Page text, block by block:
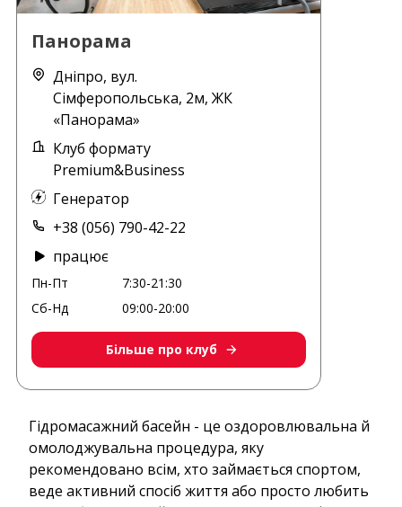
Панорама
Дніпро, вул.
Сімферопольська, 2м, ЖК
«Панорама»
Клуб формату
Premium&Business
Генератор
+38 (056) 790-42-22
працює
Пн-Пт
7:30-21:30
Сб-Нд
09:00-20:00
Більше про клуб
Гідромасажний басейн - це оздоровлювальна й
омолоджувальна процедура, яку
рекомендовано всім, хто займається спортом,
веде активний спосіб життя або просто любить